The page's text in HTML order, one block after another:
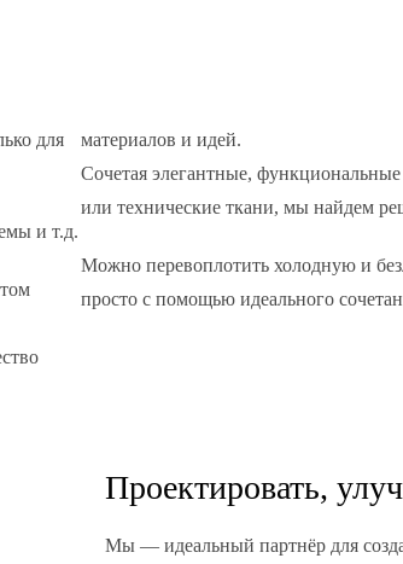
для
и т.д.
материалов и идей.
Сочетая элегантные,
или технические ткани, мы найдем
Можно перевоплотить холодную и
просто с помощью идеального
Проектировать,
Мы — идеальный партнёр для